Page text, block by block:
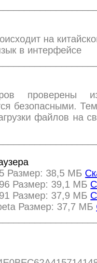
на
в интерфейсе
проверены
безопасными.
файлов на
Размер: 38,5 МБ
Размер: 39,1 МБ
Размер: 37,9 МБ
Размер: 37,7 МБ